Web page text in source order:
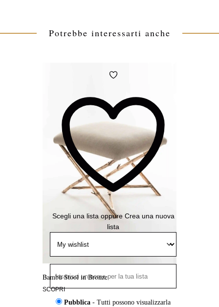
Potrebbe interessarti anche
Wishlist
Scegli una listaoppure Crea una nuova
lista
Pubblica - Tutti possono visualizzarla
Bambù Stool in Bronze
SCOPRI